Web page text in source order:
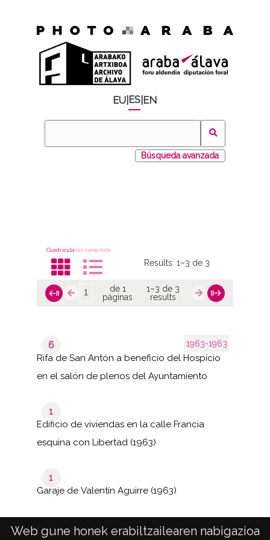
Web gune honek erabiltzailearen nabigazioa
EU ES EN
Búsqueda avanzada
CuadrículaVer como lista
Results:1–3 de 3
de 1
páginas
1–3 de 3
results
1963-1963
6
Rifa de San Antón a beneficio del Hospicio
en el salón de plenos del Ayuntamiento
1
Edificio de viviendas en la calle Francia
esquina con Libertad (1963)
1
Garaje de Valentín Aguirre (1963)